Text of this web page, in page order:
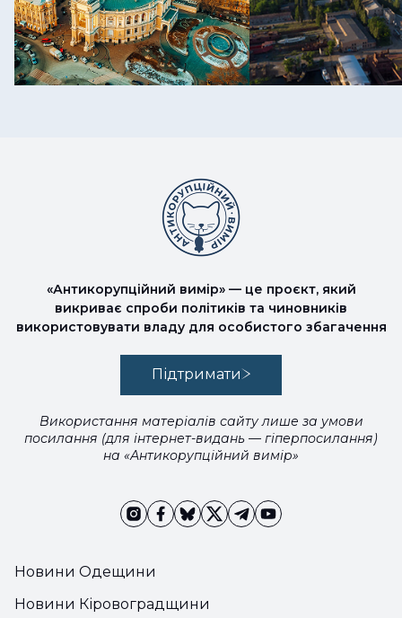
Новини Одещини
Новини Кіровоградщини
«Антикорупційний вимір» — це проєкт, який
викриває спроби політиків та чиновників
використовувати владу для особистого збагачення
Підтримати
Використання матеріалів сайту лише за умови
посилання (для інтернет-видань — гіперпосилання)
на «Антикорупційний вимір»